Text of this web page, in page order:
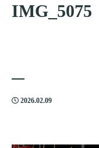
IMG_5075
2026.02.09